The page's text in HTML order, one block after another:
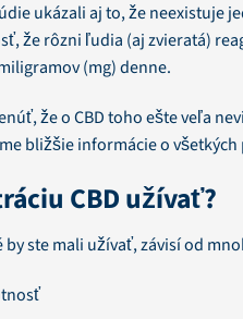
ukázali aj to, že neexistuje
že rôzni ľudia (aj zvieratá)
(mg) denne.
že o CBD toho ešte veľa
bližšie informácie o
CBD užívať?
by ste mali užívať, závisí od